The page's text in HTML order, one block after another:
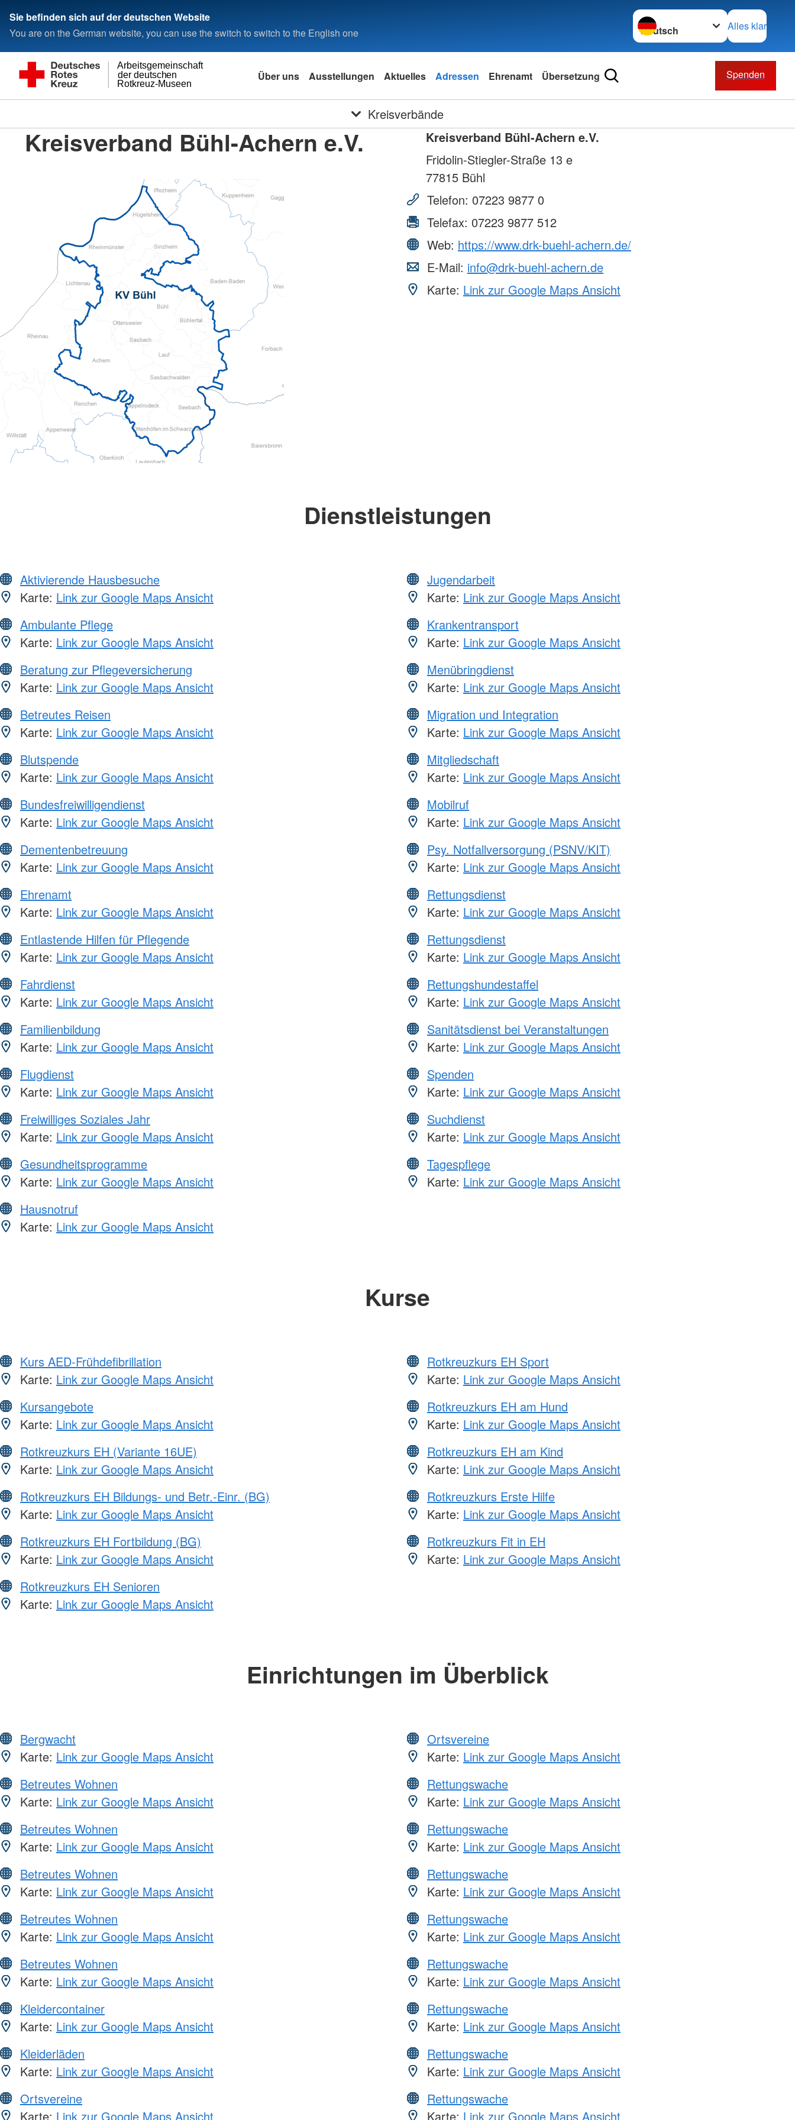
Sie befinden sich auf der deutschen Website
You are on the German website, you can use the switch to switch to the English one
Sprache wechseln zu
Alles klar
Rotkreuz-Museen
der deutschen
Arbeitsgemeinschaft
Über uns Ausstellungen Aktuelles Adressen Ehrenamt Übersetzung Spenden
Kreisverbände
Kreisverband Bühl-Achern e.V.
Kreisverband Bühl-Achern e.V.
Fridolin-Stiegler-Straße 13 e
77815 Bühl
Telefon: 07223 9877 0
Telefax: 07223 9877 512
Web: https://www.drk-buehl-achern.de/
E-Mail: info@drk-buehl-achern.de
Karte: Link zur Google Maps Ansicht
Dienstleistungen
Aktivierende Hausbesuche
Karte: Link zur Google Maps Ansicht
Ambulante Pflege
Karte: Link zur Google Maps Ansicht
Beratung zur Pflegeversicherung
Karte: Link zur Google Maps Ansicht
Betreutes Reisen
Karte: Link zur Google Maps Ansicht
Blutspende
Karte: Link zur Google Maps Ansicht
Bundesfreiwilligendienst
Karte: Link zur Google Maps Ansicht
Dementenbetreuung
Karte: Link zur Google Maps Ansicht
Ehrenamt
Karte: Link zur Google Maps Ansicht
Entlastende Hilfen für Pflegende
Karte: Link zur Google Maps Ansicht
Fahrdienst
Karte: Link zur Google Maps Ansicht
Familienbildung
Karte: Link zur Google Maps Ansicht
Flugdienst
Karte: Link zur Google Maps Ansicht
Freiwilliges Soziales Jahr
Karte: Link zur Google Maps Ansicht
Gesundheitsprogramme
Karte: Link zur Google Maps Ansicht
Hausnotruf
Karte: Link zur Google Maps Ansicht
Jugendarbeit
Karte: Link zur Google Maps Ansicht
Krankentransport
Karte: Link zur Google Maps Ansicht
Menübringdienst
Karte: Link zur Google Maps Ansicht
Migration und Integration
Karte: Link zur Google Maps Ansicht
Mitgliedschaft
Karte: Link zur Google Maps Ansicht
Mobilruf
Karte: Link zur Google Maps Ansicht
Psy. Notfallversorgung (PSNV/KIT)
Karte: Link zur Google Maps Ansicht
Rettungsdienst
Karte: Link zur Google Maps Ansicht
Rettungsdienst
Karte: Link zur Google Maps Ansicht
Rettungshundestaffel
Karte: Link zur Google Maps Ansicht
Sanitätsdienst bei Veranstaltungen
Karte: Link zur Google Maps Ansicht
Spenden
Karte: Link zur Google Maps Ansicht
Suchdienst
Karte: Link zur Google Maps Ansicht
Tagespflege
Karte: Link zur Google Maps Ansicht
Kurse
Kurs AED-Frühdefibrillation
Karte: Link zur Google Maps Ansicht
Kursangebote
Karte: Link zur Google Maps Ansicht
Rotkreuzkurs EH (Variante 16UE)
Karte: Link zur Google Maps Ansicht
Rotkreuzkurs EH Bildungs- und Betr.-Einr. (BG)
Karte: Link zur Google Maps Ansicht
Rotkreuzkurs EH Fortbildung (BG)
Karte: Link zur Google Maps Ansicht
Rotkreuzkurs EH Senioren
Karte: Link zur Google Maps Ansicht
Rotkreuzkurs EH Sport
Karte: Link zur Google Maps Ansicht
Rotkreuzkurs EH am Hund
Karte: Link zur Google Maps Ansicht
Rotkreuzkurs EH am Kind
Karte: Link zur Google Maps Ansicht
Rotkreuzkurs Erste Hilfe
Karte: Link zur Google Maps Ansicht
Rotkreuzkurs Fit in EH
Karte: Link zur Google Maps Ansicht
Einrichtungen im Überblick
Bergwacht
Karte: Link zur Google Maps Ansicht
Betreutes Wohnen
Karte: Link zur Google Maps Ansicht
Betreutes Wohnen
Karte: Link zur Google Maps Ansicht
Betreutes Wohnen
Karte: Link zur Google Maps Ansicht
Betreutes Wohnen
Karte: Link zur Google Maps Ansicht
Betreutes Wohnen
Karte: Link zur Google Maps Ansicht
Kleidercontainer
Karte: Link zur Google Maps Ansicht
Kleiderläden
Karte: Link zur Google Maps Ansicht
Ortsvereine
Karte: Link zur Google Maps Ansicht
Ortsvereine
Karte: Link zur Google Maps Ansicht
Rettungswache
Karte: Link zur Google Maps Ansicht
Rettungswache
Karte: Link zur Google Maps Ansicht
Rettungswache
Karte: Link zur Google Maps Ansicht
Rettungswache
Karte: Link zur Google Maps Ansicht
Rettungswache
Karte: Link zur Google Maps Ansicht
Rettungswache
Karte: Link zur Google Maps Ansicht
Rettungswache
Karte: Link zur Google Maps Ansicht
Rettungswache
Karte: Link zur Google Maps Ansicht